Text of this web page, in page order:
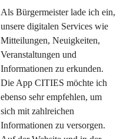
Als Bürgermeister lade ich ein,
unsere digitalen Services wie
Mitteilungen, Neuigkeiten,
Veranstaltungen und
Informationen zu erkunden.
Die App CITIES möchte ich
ebenso sehr empfehlen, um
sich mit zahlreichen
Informationen zu versorgen.